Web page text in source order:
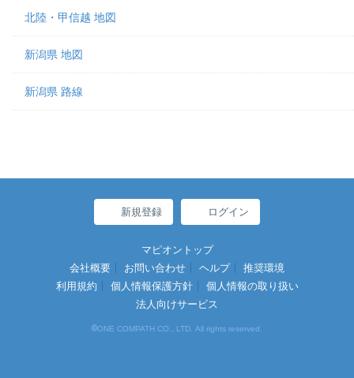
北陸・甲信越 地図
新潟県 地図
新潟県 路線
新規登録 ログイン
マピオントップ
会社概要
お問い合わせ ヘルプ
推奨環境
利用規約
個人情報保護方針
個人情報の取り扱い
法人向けサービス
©ONE COMPATH CO., LTD. All rights reserved.